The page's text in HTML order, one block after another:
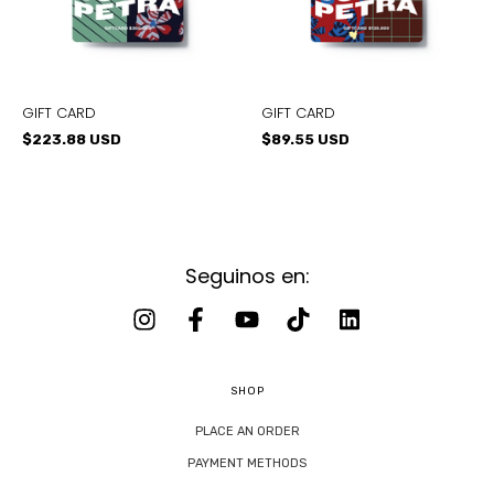
GIFT CARD
$223.88 USD
GIFT CARD
$89.55 USD
Seguinos en:
SHOP
PLACE AN ORDER
PAYMENT METHODS